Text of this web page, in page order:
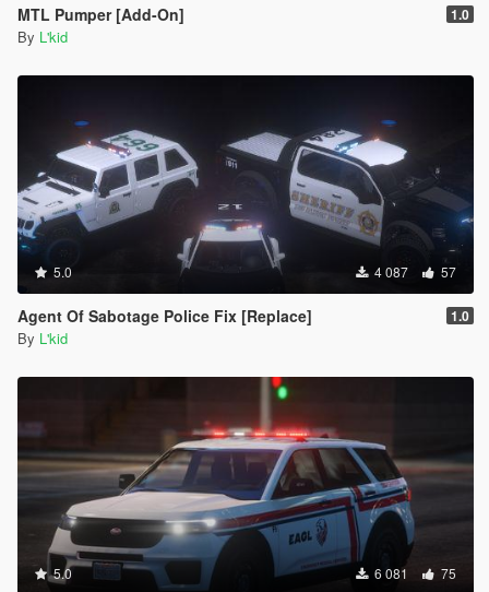
MTL Pumper [Add-On] 1.0
By L'kid
5.0 4 087 57
Agent Of Sabotage Police Fix [Replace] 1.0
By L'kid
5.0 6 081 75